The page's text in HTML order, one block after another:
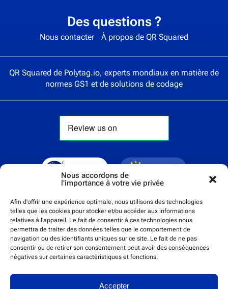
Nous accordons de
l'importance à votre vie privée
Afin d'offrir une expérience optimale, nous utilisons des technologies
telles que les cookies pour stocker et/ou accéder aux informations
relatives à l'appareil. Le fait de consentir à ces technologies nous
permettra de traiter des données telles que le comportement de
navigation ou des identifiants uniques sur ce site. Le fait de ne pas
consentir ou de retirer son consentement peut avoir des conséquences
négatives sur certaines caractéristiques et fonctions.
Accepter
Des questions ?
Nous contacter À propos de QR Squared
QR Squared de Polytag.io, experts mondiaux en matière de
normes GS1 et de solutions de codage
Cert No. 24840